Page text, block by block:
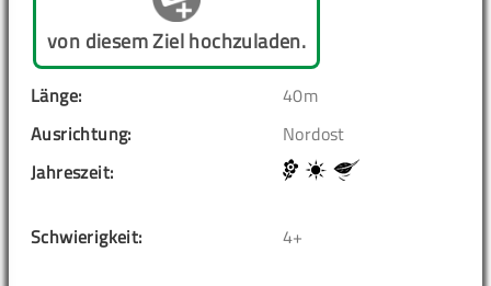
von diesem Ziel hochzuladen.
Länge:
40m
Ausrichtung:
Nordost
Jahreszeit:
Schwierigkeit: 4+